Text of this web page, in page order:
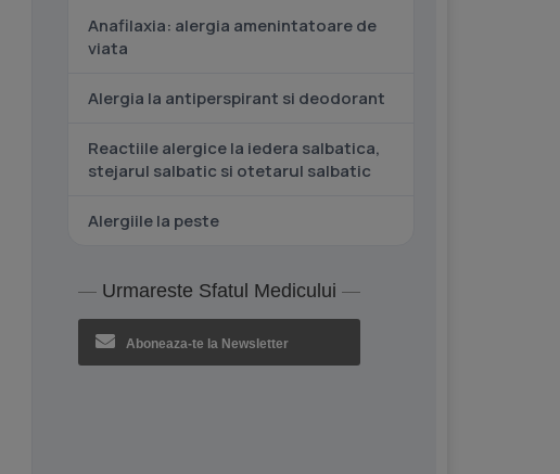
Anafilaxia: alergia amenintatoare de
viata
Alergia la antiperspirant si deodorant
Reactiile alergice la iedera salbatica,
stejarul salbatic si otetarul salbatic
Alergiile la peste
Urmareste Sfatul Medicului
Aboneaza-te la Newsletter